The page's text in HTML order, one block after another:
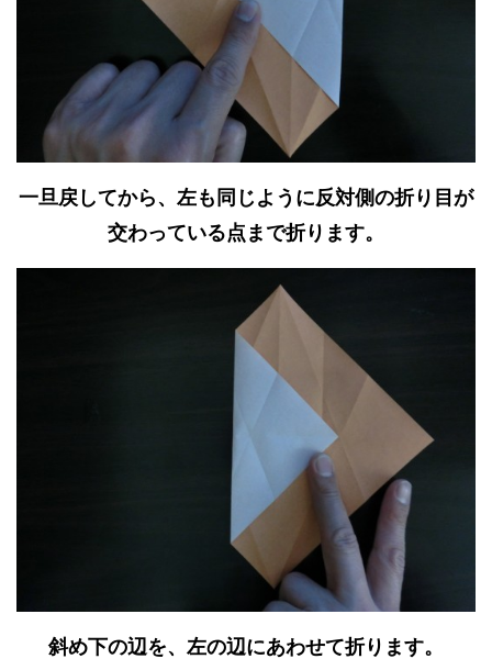
一旦戻してから、左も同じように反対側の折り目が
交わっている点まで折ります。
斜め下の辺を、左の辺にあわせて折ります。